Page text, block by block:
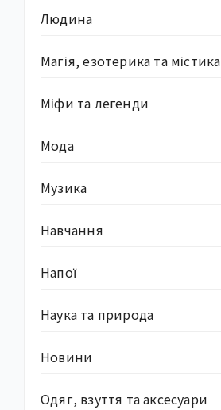
Людина
Магія, езотерика та містика
Міфи та легенди
Мода
Музика
Навчання
Напої
Наука та природа
Новини
Одяг, взуття та аксесуари